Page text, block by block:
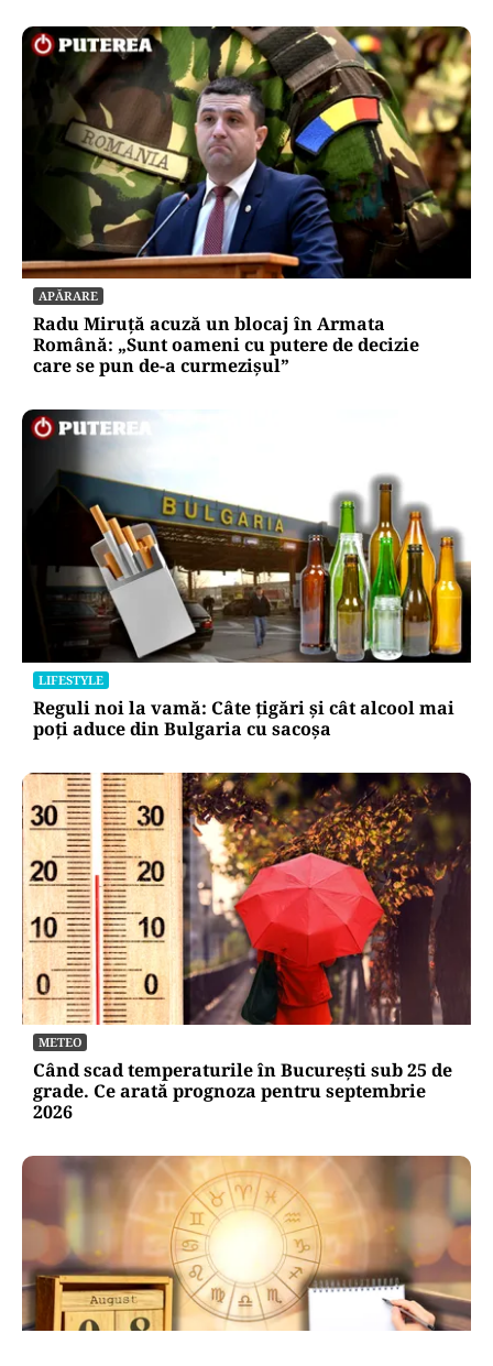
APĂRARE
Radu Miruță acuză un blocaj în Armata
Română: „Sunt oameni cu putere de decizie
care se pun de-a curmezișul”
LIFESTYLE
Reguli noi la vamă: Câte țigări și cât alcool mai
poți aduce din Bulgaria cu sacoșa
METEO
Când scad temperaturile în București sub 25 de
grade. Ce arată prognoza pentru septembrie
2026